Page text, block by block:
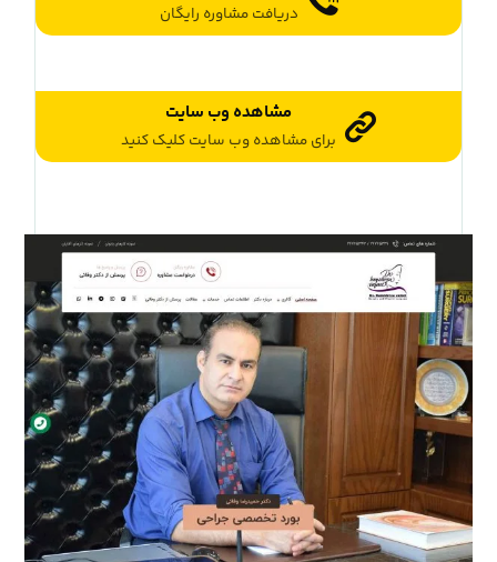
دریافت مشاوره رایگان
مشاهده وب سایت
برای مشاهده وب سایت کلیک کنید